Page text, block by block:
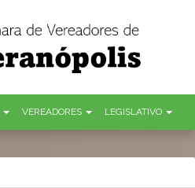
VEREADORES LEGISLATIVO